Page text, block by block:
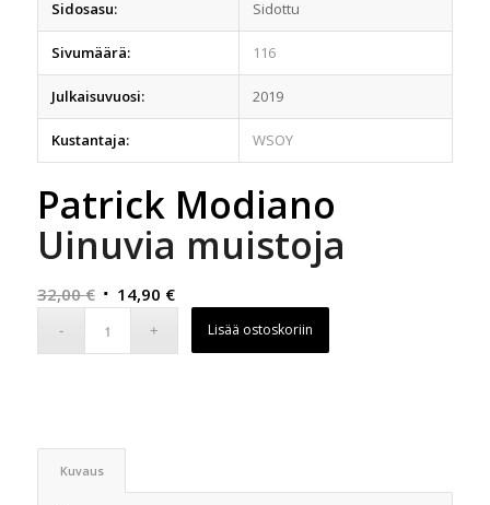
Sidosasu: Sidottu
Sivumäärä: 116
Julkaisuvuosi: 2019
Kustantaja: WSOY
Patrick Modiano
Uinuvia muistoja
32,00€ Alkuperäinen
14,90 €Nykyinen
hinta
on:
Lisää ostoskoriin
Kuvaus